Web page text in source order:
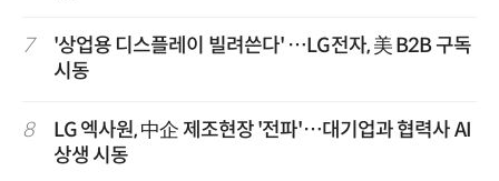
7
'상업용 디스플레이 빌려쓴다' …LG전자, 美 B2B 구독
시동
8
LG 엑사원, 中企 제조현장 '전파'…대기업과 협력사 AI
상생 시동